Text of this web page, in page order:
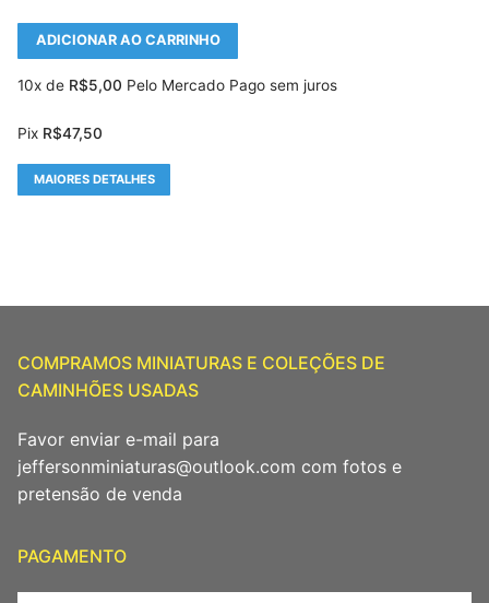
ADICIONAR AO CARRINHO
10x de R$5,00 Pelo Mercado Pago sem juros
Pix R$47,50
MAIORES DETALHES
COMPRAMOS MINIATURAS E COLEÇÕES DE
CAMINHÕES USADAS
Favor enviar e-mail para
jeffersonminiaturas@outlook.com com fotos e
pretensão de venda
PAGAMENTO